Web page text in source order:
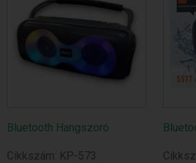
Bluetooth Hangszoró
Cikkszám: KP-573